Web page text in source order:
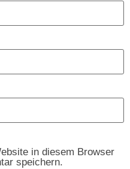
in diesem Browser
speichern.